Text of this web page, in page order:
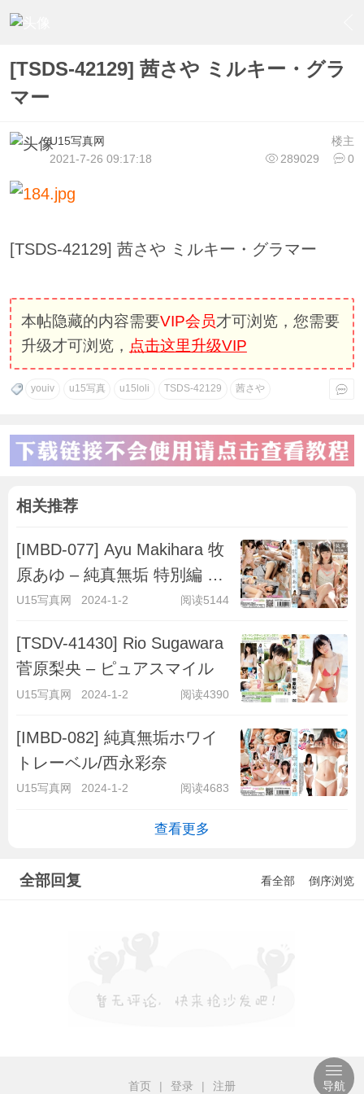
[TSDS-42129] 茜さや ミルキー・グラ
マー
楼主
U15写真网
289029
0
2021-7-26 09:17:18
[TSDS-42129] 茜さや ミルキー・グラマー
本帖隐藏的内容需要VIP会员才可浏览，您需要
升级才可浏览， 点击这里升级VIP
youiv u15写真 u15loli TSDS-42129 茜さや
相关推荐
[IMBD-077] Ayu Makihara 牧
原あゆ – 純真無垢 特別編 ～
キラキラ彼女～
U15写真网 2024-1-2 阅读5144
[TSDV-41430] Rio Sugawara
菅原梨央 – ピュアスマイル
U15写真网 2024-1-2 阅读4390
[IMBD-082] 純真無垢ホワイ
トレーベル/西永彩奈
U15写真网 2024-1-2 阅读4683
查看更多
全部回复 看全部 倒序浏览
首页 | 登录 | 注册 导航